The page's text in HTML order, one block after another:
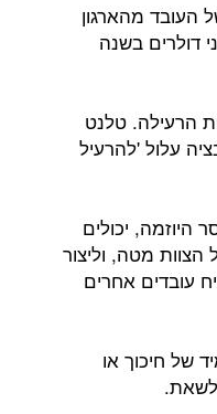
העובד מהארגון
דולרים בשנה
הרעילה. טלנט
עלול 'להרעיל
היוזמה, יכולים
מטה, וליצור
עובדים אחרים
של חיכוך או